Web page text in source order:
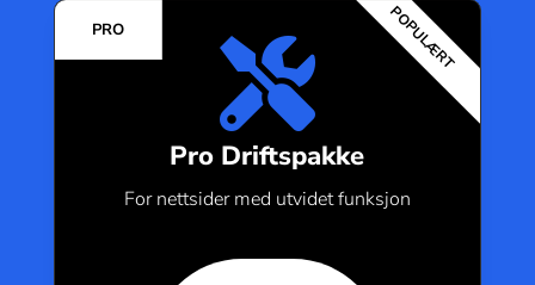

Pro Driftspakke
For nettsider med utvidet funksjon